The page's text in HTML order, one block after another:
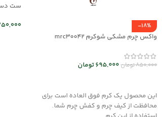
-18%
واکس چرم مشکی شوکرم mrc30042
850,000تومان695,000 تومان
این محصول یک کرم فوق العاده است برای
محافظت از کیف چرم و کفش چرم شما.